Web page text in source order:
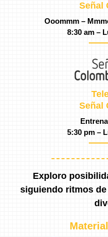
Señal
Ooommm –
8:30 am –
Señal
5:30 pm –
Exploro
siguiendo ritmos